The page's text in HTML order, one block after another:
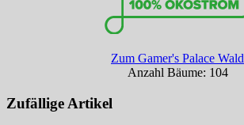
Zum Gamer's Palace Wald
Anzahl Bäume: 104
Zufällige Artikel